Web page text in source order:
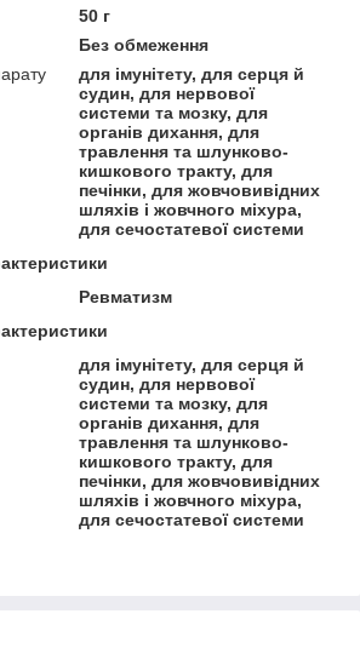
50 г
Без обмеження
для імунітету, для серця й
судин, для нервової
системи та мозку, для
органів дихання, для
травлення та шлунково-
кишкового тракту, для
печінки, для жовчовивідних
шляхів і жовчного міхура,
для сечостатевої системи
Ревматизм
для імунітету, для серця й
судин, для нервової
системи та мозку, для
органів дихання, для
травлення та шлунково-
кишкового тракту, для
печінки, для жовчовивідних
шляхів і жовчного міхура,
для сечостатевої системи